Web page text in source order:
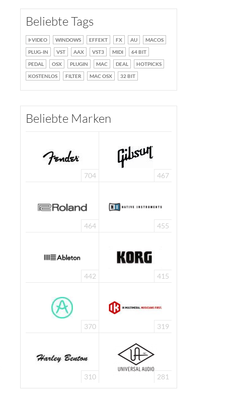
Beliebte Tags
VIDEO WINDOWS EFFEKT FX AU
MACOS
PLUG-IN
VST AAX VST3 MIDI
64 BIT
PEDAL
OSX PLUGIN MAC DEAL
HOTPICKS
KOSTENLOS
FILTER MAC OSX 32 BIT
Beliebte Marken
704 467
464 455
442 415
370 319
310 281